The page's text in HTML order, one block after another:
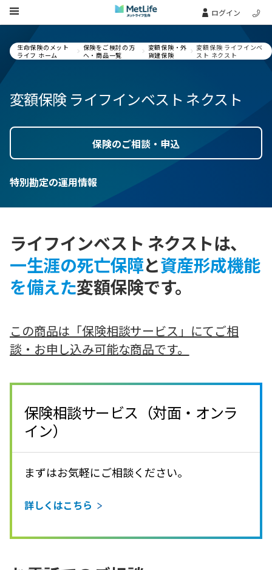
Skip Navigation ログイン
生命保険のメット
ライフ ホーム
保険をご検討の方
へ・商品一覧
変額保険・外
貨建保険
変額保険 ライフインベ
スト ネクスト
変額保険 ライフインベスト ネクスト
保険のご相談・申込
特別勘定の運用情報
ライフインベスト ネクストは、
一生涯の死亡保障と資産形成機能
を備えた変額保険です。
この商品は「保険相談サービス」にてご相
談・お申し込み可能な商品です。
保険相談サービス（対面・オンラ
イン）
まずはお気軽にご相談ください。
詳しくはこちら